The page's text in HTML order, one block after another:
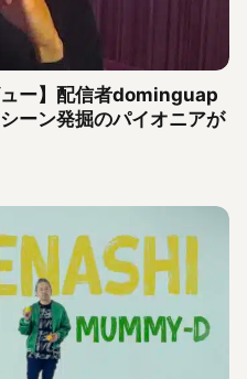
ュー】配信者dominguap
ーン発掘のパイオニアが